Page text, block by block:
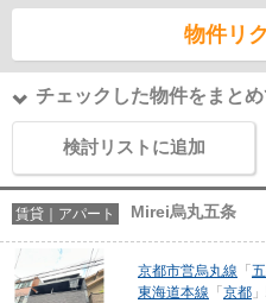
物件リ
チェックした物件をまとめ
検討リストに追加
賃貸｜アパート Mirei烏丸五条
京都市営烏丸線 「
東海道本線 「 京都